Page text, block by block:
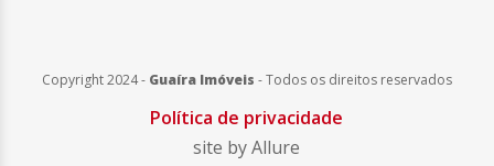
Copyright 2024 - Guaíra Imóveis -Todos os direitos reservados
Política de privacidade
site by Allure